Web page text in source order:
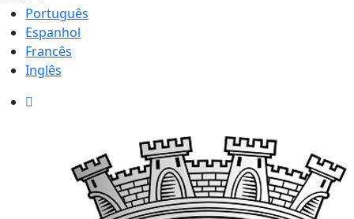
Português
Espanhol
Francês
Inglês